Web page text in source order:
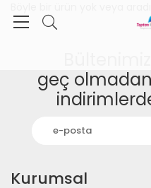
geç
Kurumsal